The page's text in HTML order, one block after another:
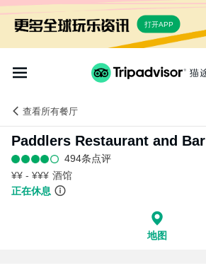
打开APP
查看所有餐厅
Paddlers Restaurant and Bar
494条点评
¥¥ - ¥¥¥ 酒馆
正在休息
地图